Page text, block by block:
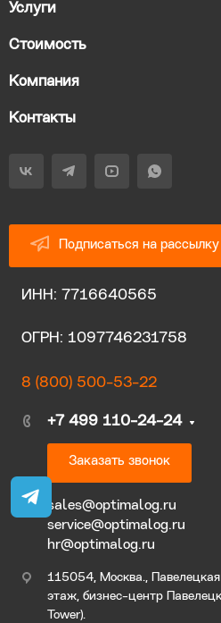
Услуги
Стоимость
Компания
Контакты
Подписаться на рассылку
ИНН: 7716640565
ОГРН: 1097746231758
8 (800) 500-53-22
+7 499 110-24-24
Заказать звонок
sales@optimalog.ru
service@optimalog.ru
hr@optimalog.ru
115054, Москва.,
этаж, бизнес-центр
Tower).